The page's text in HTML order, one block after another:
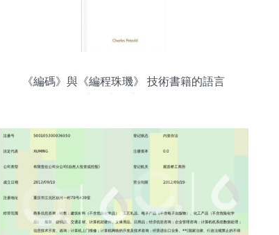
《編碼》與《編程珠璣》 技術書籍的語言